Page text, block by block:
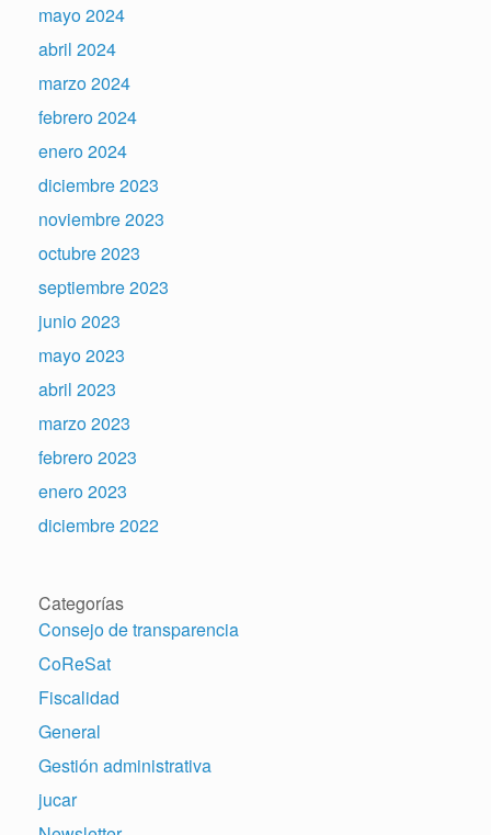
mayo 2024
abril 2024
marzo 2024
febrero 2024
enero 2024
diciembre 2023
noviembre 2023
octubre 2023
septiembre 2023
junio 2023
mayo 2023
abril 2023
marzo 2023
febrero 2023
enero 2023
diciembre 2022
Categorías
Consejo de transparencia
CoReSat
Fiscalidad
General
Gestión administrativa
jucar